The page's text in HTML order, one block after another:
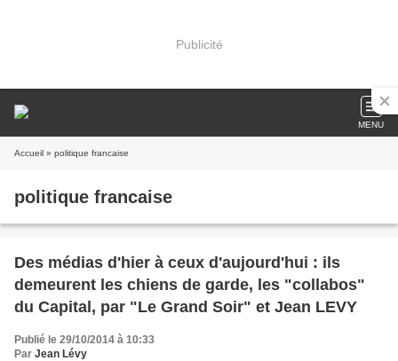
Publicité
MENU
Accueil » politique francaise
politique francaise
Des médias d'hier à ceux d'aujourd'hui : ils
demeurent les chiens de garde, les "collabos"
du Capital, par "Le Grand Soir" et Jean LEVY
Publié le 29/10/2014 à 10:33
Par Jean Lévy